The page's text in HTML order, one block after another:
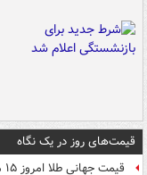
قیمت‌های روز در یک نگاه
قیمت جهانی طلا امروز ۱۵ مرداد